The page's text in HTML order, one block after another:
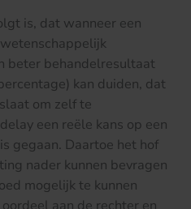
is, dat wanneer een
beter behandelresultaat
kan duiden, dat
om zelf te
een reële kans op een
gegaan. Daartoe het hof
nader kunnen bevragen
mogelijk te kunnen